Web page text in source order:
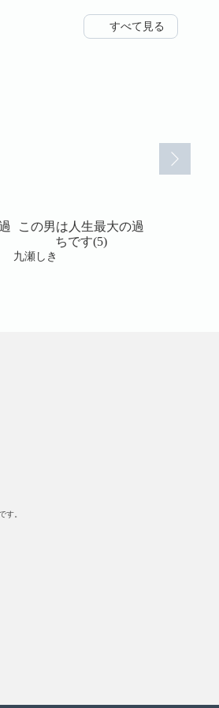
すべて見る
この男は人生最大の過
ちです(5)
九瀬しき
す。